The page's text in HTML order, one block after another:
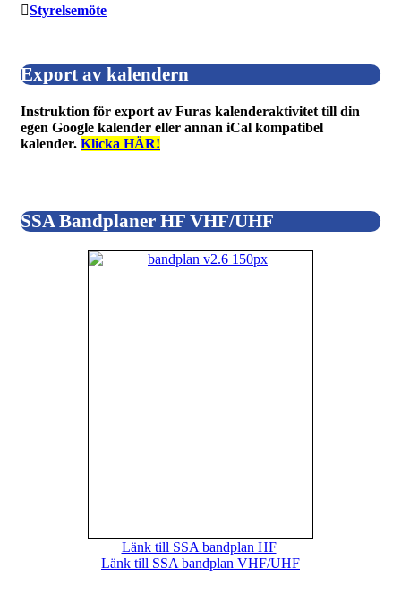
Styrelsemöte
Export av kalendern
Instruktion för export av Furas kalenderaktivitet till din
egen Google kalender eller annan iCal kompatibel
kalender. Klicka HÄR!
SSA Bandplaner HF VHF/UHF
Länk till SSA bandplan HF
Länk till SSA bandplan VHF/UHF